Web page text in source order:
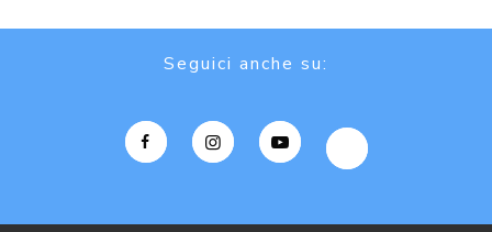
Seguici anche su: